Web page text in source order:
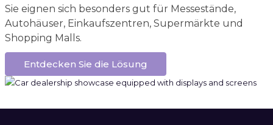
Sie eignen sich besonders gut für Messestände,
Autohäuser, Einkaufszentren, Supermärkte und
Shopping Malls.
Entdecken Sie die Lösung